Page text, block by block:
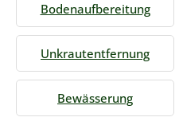
Bodenaufbereitung
Unkrautentfernung
Bewässerung